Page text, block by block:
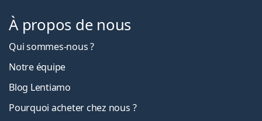
À propos de nous
Qui sommes-nous ?
Notre équipe
Blog Lentiamo
Pourquoi acheter chez nous ?